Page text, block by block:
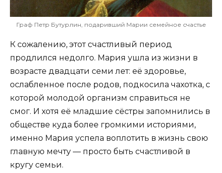
Граф Петр Бутурлин, подаривший Марии семейное счастье
К сожалению, этот счастливый период
продлился недолго. Мария ушла из жизни в
возрасте двадцати семи лет: её здоровье,
ослабленное после родов, подкосила чахотка, с
которой молодой организм справиться не
смог. И хотя её младшие сёстры запомнились в
обществе куда более громкими историями,
именно Мария успела воплотить в жизнь свою
главную мечту — просто быть счастливой в
кругу семьи.